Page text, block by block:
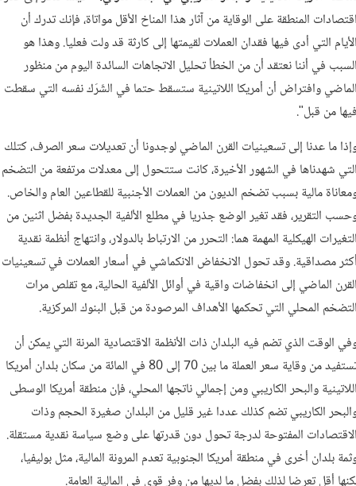
المنطقة على الوقاية من آثار هذا المناخ الأقل مواتاة، فإنك تدرك أن
التي أدى فيها فقدان العملات لقيمتها إلى كارثة قد ولت فعليا. وهذا هو
في أننا نعتقد أن من الخطأ تحليل الاتجاهات السائدة اليوم من منظور
وافتراض أن أمريكا اللاتينية ستسقط حتما في الشَرَك نفسه التي سقطت
من قبل".
ما عدنا إلى تسعينيات القرن الماضي لوجدونا أن تعديلات سعر الصرف، كتلك
شهدناها في الشهور الأخيرة، كانت ستتحول إلى معدلات مرتفعة من التضخم
مالية بسبب تضخم الديون من العملات الأجنبية للقطاعين العام والخاص.
التقرير، فقد تغير الوضع جذريا في مطلع الألفية الجديدة بفضل اثنين من
الهيكلية المهمة هما: التحرر من الارتباط بالدولار، وانتهاج أنظمة نقدية
مصداقية. وقد تحول الانخفاض الانكماشي في أسعار العملات في تسعينيات
الماضي إلى انخفاضات واقية في أوائل الألفية الحالية، مع تقلص مرات
المحلي التي تحكمها الأهداف المرصودة من قبل البنوك المركزية.
الوقت الذي تضم فيه البلدان ذات الأنظمة الاقتصادية المرنة التي يمكن أن
تستفيد من وقاية سعر العملة ما بين 70 إلى 80 في المائة من سكان بلدان أمريكا
والبحر الكاريبي ومن إجمالي ناتجها المحلي، فإن منطقة أمريكا الوسطى
الكاريبي تضم كذلك عددا غير قليل من البلدان صغيرة الحجم وذات
المفتوحة لدرجة تحول دون قدرتها على وضع سياسة نقدية مستقلة.
بلدان أخرى في منطقة أمريكا الجنوبية تعدم المرونة المالية، مثل بوليفيا،
أقل تعرضا لذلك بفضل ما لديها من وفر قوي في المالية العامة.